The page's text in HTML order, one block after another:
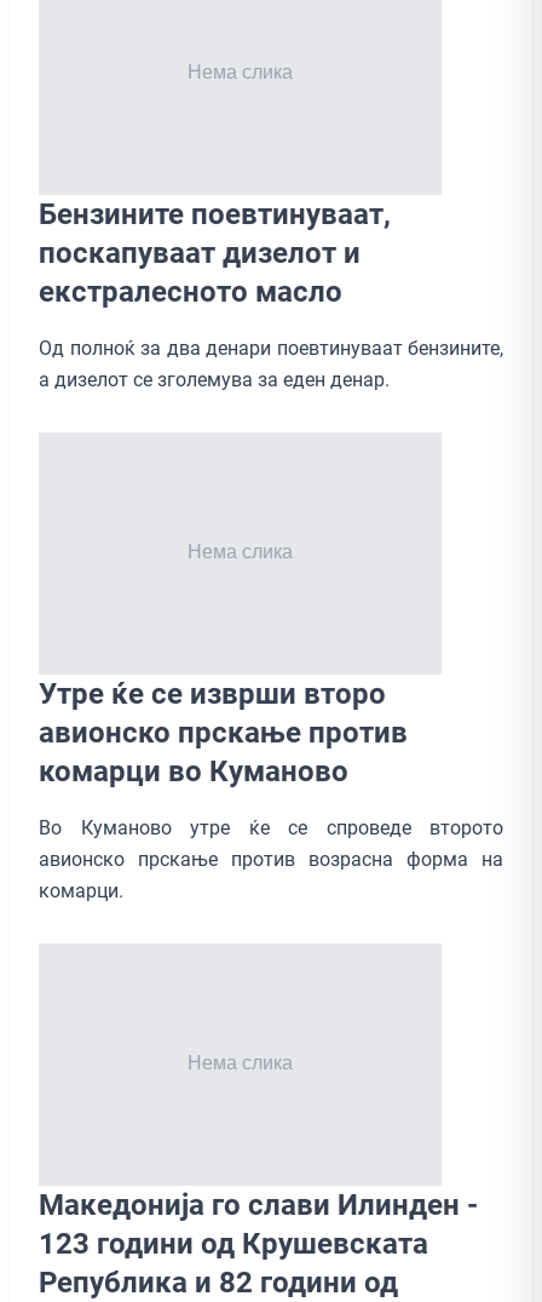
Бензините поевтинуваат,
поскапуваат дизелот и
екстралесното масло
Од полноќ за два денари поевтинуваат бензините,
а дизелот се зголемува за еден денар.
Утре ќе се изврши второ
авионско прскање против
комарци во Куманово
Во Куманово утре ќе се спроведе второто
авионско прскање против возрасна форма на
комарци.
Македонија го слави Илинден -
123 години од Крушевската
Република и 82 години од